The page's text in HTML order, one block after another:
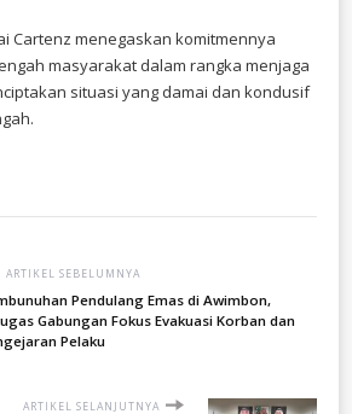
Cartenz menegaskan komitmennya
masyarakat dalam rangka menjaga
situasi yang damai dan kondusif
ARTIKEL SEBELUMNYA
Pendulang Emas di Awimbon,
Gabungan Fokus Evakuasi Korban dan
Pelaku
ARTIKEL SELANJUTNYA